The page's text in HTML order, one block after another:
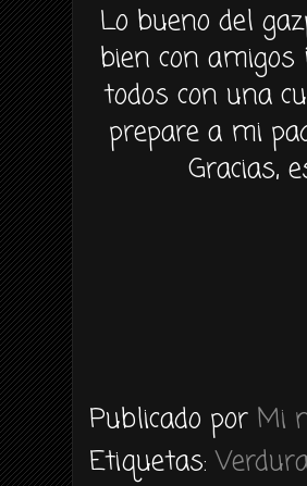
Lo bueno del
bien con
todos con una
prepare a mi
Gracias,
Publicado por Mi
Etiquetas: